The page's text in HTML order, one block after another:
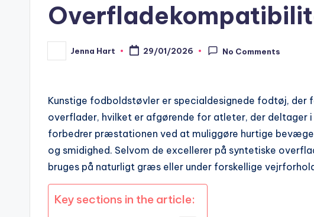
Posted
by
Jenna Hart 29/01/2026 No Comments
Kunstige fodboldstøvler er specialdesignede fodtøj, der
overflader, hvilket er afgørende for atleter, der deltager
forbedrer præstationen ved at muliggøre hurtige
og smidighed. Selvom de excellerer på syntetiske
bruges på naturligt græs eller under forskellige
Key sections in the article: